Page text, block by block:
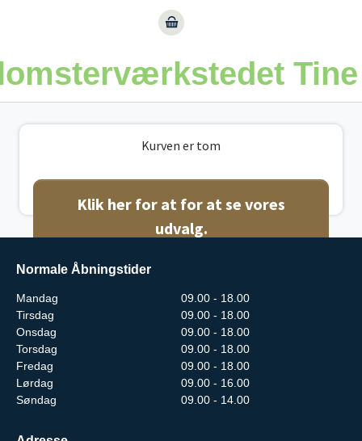
Kurven er tom
Klik her for at for at se vores
udvalg.
Normale Åbningstider
Mandag
09.00 - 18.00
Tirsdag
09.00 - 18.00
Onsdag
09.00 - 18.00
Torsdag
09.00 - 18.00
Fredag
09.00 - 18.00
Lørdag
09.00 - 16.00
Søndag
09.00 - 14.00